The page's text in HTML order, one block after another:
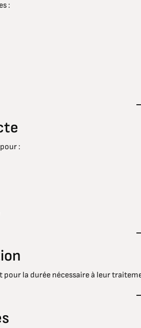
:
:
pour la durée nécessaire à leur